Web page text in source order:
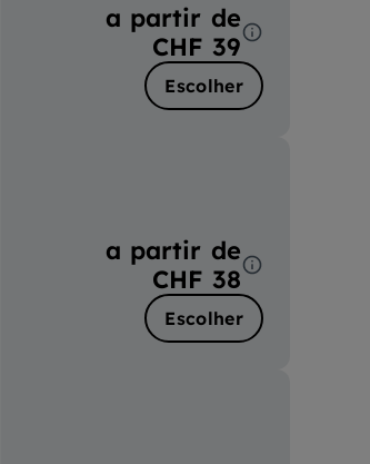
a partir de
CHF 39
Escolher
a partir de
CHF 38
Escolher